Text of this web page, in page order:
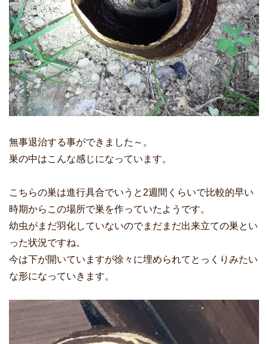
無事退治する事ができました～。
巣の中はこんな感じになっています。
こちらの巣は進行具合でいうと2週間くらいで比較的早い
時期からこの場所で巣を作っていたようです。
幼虫がまだ羽化していないのでまだまだ出来立ての巣とい
った状況ですね。
今は下が開いていますが徐々に埋められてとっくりみたい
な形になっていきます。